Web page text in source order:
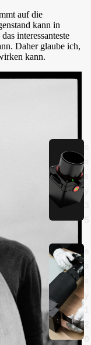
auf die
kann in
interessanteste
Daher glaube ich,
kann.